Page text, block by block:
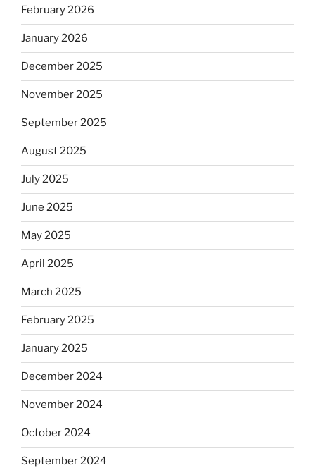
February 2026
January 2026
December 2025
November 2025
September 2025
August 2025
July 2025
June 2025
May 2025
April 2025
March 2025
February 2025
January 2025
December 2024
November 2024
October 2024
September 2024